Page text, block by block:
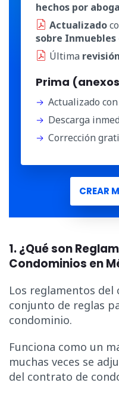
hechos por
Actualizado
sobre Inmuebles
Última
Prima
Actualizado
Descarga
Corrección
CREAR
1. ¿Qué son
Condominios en
Los reglamentos del
conjunto de reglas
condominio.
Funciona como un
muchas veces se
del contrato de